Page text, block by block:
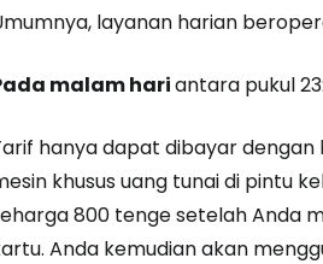
layanan harian
malam hariantara pukul
hanya dapat dibayar
khusus uang tunai di pintu
800 tenge setelah Anda
Anda kemudian akan